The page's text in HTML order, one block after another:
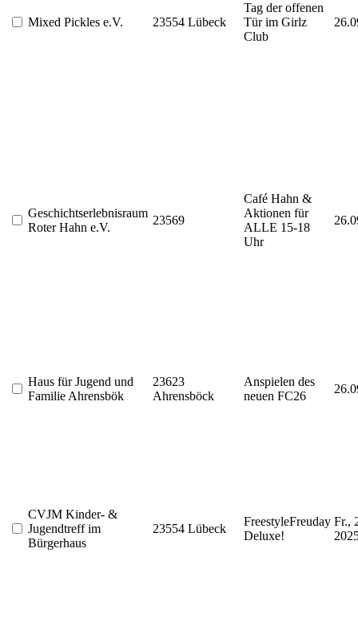
Mixed Pickles e.V. 23554 Lübeck
Tag der offenen
Tür im Girlz
Club
Geschichtserlebnisraum
Roter Hahn e.V.
23569
Café Hahn &
Aktionen für
ALLE 15-18
Uhr
Haus für Jugend und
Familie Ahrensbök
23623
Ahrensböck
Anspielen des
neuen FC26
CVJM Kinder- &
Jugendtreff im
Bürgerhaus
23554 Lübeck
FreestyleFreuday
Deluxe!
Fr.,